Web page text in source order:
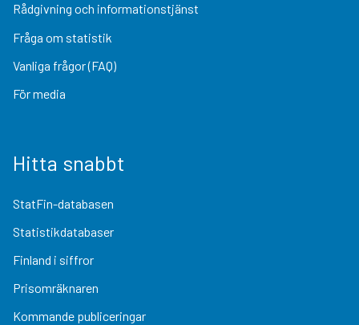
Rådgivning och informationstjänst
Fråga om statistik
Vanliga frågor (FAQ)
För media
Hitta snabbt
StatFin-databasen
Statistikdatabaser
Finland i siffror
Prisomräknaren
Kommande publiceringar